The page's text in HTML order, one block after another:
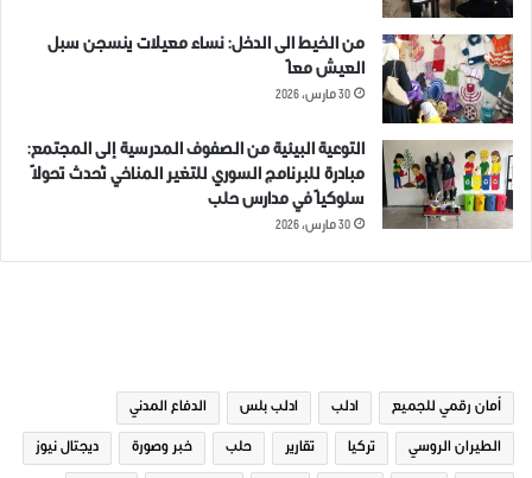
من الخيط الى الدخل: نساء معيلات ينسجن سبل
العيش معاً
30 مارس، 2026
التوعية البيئية من الصفوف المدرسية إلى المجتمع:
مبادرة للبرنامج السوري للتغير المناخي تُحدث تحولاً
سلوكياً في مدارس حلب
30 مارس، 2026
أمان رقمي للجميع ادلب ادلب بلس الدفاع المدني
الطيران الروسي تركيا تقارير حلب خبر وصورة ديجتال نيوز